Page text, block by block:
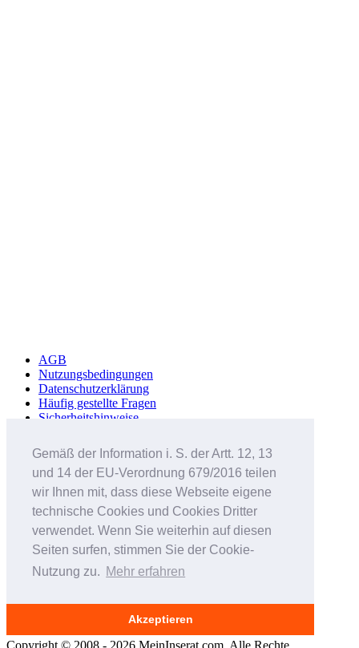
Gemäß der Information i. S. der Artt. 12, 13
und 14 der EU-Verordnung 679/2016 teilen
wir Ihnen mit, dass diese Webseite eigene
technische Cookies und Cookies Dritter
verwendet. Wenn Sie weiterhin auf diesen
Seiten surfen, stimmen Sie der Cookie-
Nutzung zu. Mehr erfahren
Akzeptieren
AGB
Nutzungsbedingungen
Datenschutzerklärung
Häufig gestellte Fragen
Sicherheitshinweise
Impressum
Studenteninserate.at
Kleinanzeigen-Suedtirol.com
RC-Flohmarkt.com
MeinInserat.at
MeinInserat.com
Auswandern nach Südtirol
AnnunciPratici.it
MeinInserat.it
Smartphone Audioguides
Erinnerungsportal für Verstorbene